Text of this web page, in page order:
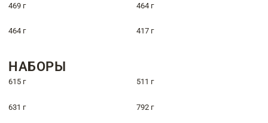
469 г 464 г
464 г 417 г
НАБОРЫ
615 г 511 г
631 г 792 г